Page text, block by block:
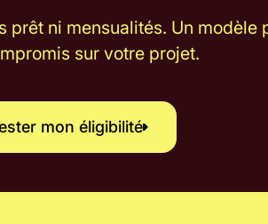
prêt ni mensualités. Un modèle
sur votre projet.
Tester mon éligibilité
mon éligibilité